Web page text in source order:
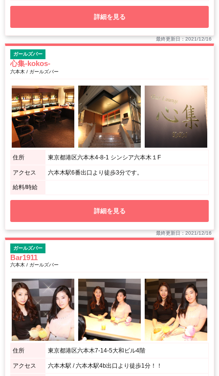
詳細を見る
最終更新日：2021/12/16
ガールズバー
心集-kokos-
六本木 / ガールズバー
住所 東京都港区六本木4-8-1 シンシア六本木１F
アクセス 六本木駅6番出口より徒歩3分です。
給料/時給
詳細を見る
最終更新日：2021/12/16
ガールズバー
Bar1911
六本木 / ガールズバー
住所 東京都港区六本木7-14-5大和ビル4階
アクセス 六本木駅 / 六本木駅4b出口より徒歩1分！！